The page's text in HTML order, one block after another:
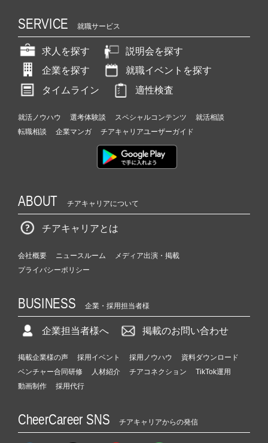
SERVICE 就職サービス
求人を探す
説明会を探す
企業を探す
就職イベントを探す
タイムライン
適性検査
就活ノウハウ 選考体験談 スペシャルコンテンツ
就活相談
転職相談
企業マンガ チアキャリアユーザーガイド
ABOUT チアキャリアについて
チアキャリアとは
会社概要 ニュースルーム
メディア出演・掲載
プライバシーポリシー
BUSINESS 企業・採用担当者様
企業担当者様へ 掲載のお問い合わせ
掲載企業様の声 採用イベント 採用ノウハウ
資料ダウンロード
ベンチャー合同研修
人材紹介 チアコネクション
TikTok運用
動画制作
採用代行
CheerCareer SNS チアキャリアからの発信